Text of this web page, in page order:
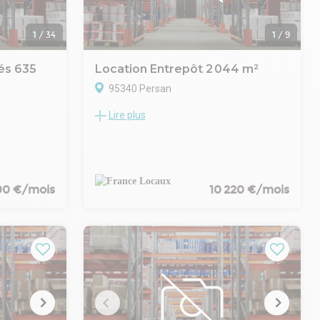
d'avance
- Indexation : Annuelle, date prise effet
- Dépôt de garantie : 3 mois HT/HC
- Loyers et charges : Mensuels et d'avance
1 / 34
635
vos
pour
des
de
et
nous au 01
€/mois
1 /9
Location Entrepôt 2 044 m²
95340 Persan
France Locaux vous propose un entrepôt
sécurisée.
- Type de bail : Commercial
- Fiscalité : TVA
- Indice : ILAT
- Indexation : Annuelle, date prise effet
- Dépôt de garantie : 3 mois HT
- Loyers et charges : Trimestriels et
d'avance
Lire plus
10 220 €/mois